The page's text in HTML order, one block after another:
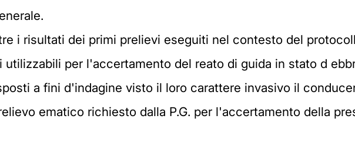
i risultati dei primi prelievi eseguiti nel contesto del
utilizzabili per l'accertamento del reato di guida in stato d
a fini d'indagine visto il loro carattere invasivo il
ematico richiesto dalla P.G. per l'accertamento della